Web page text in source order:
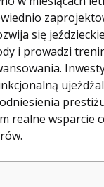
się
i prowadzi
realne wsparcie